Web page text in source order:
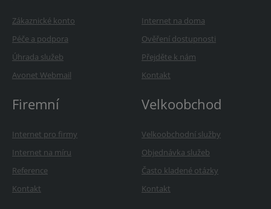
Zákaznické konto
Péče a podpora
Úhrada služeb
Avonet Webmail
Internet na doma
Ověření dostupnosti
Přejděte k nám
Kontakt
Firemní
Internet pro firmy
Internet na míru
Reference
Kontakt
Velkoobchod
Velkoobchodní služby
Objednávka služeb
Často kladené otázky
Kontakt